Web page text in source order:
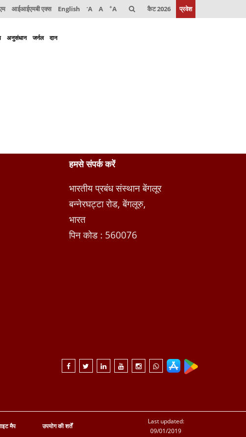
आईआईएमबी एक्स English -A A +A कैट 2026 प्रवेश
अनुसंधान जर्नल दान
हमसे संपर्क करें
भारतीय प्रबंध संस्थान बेंगलूर
बन्नेरघट्टा रोड, बेंगलूरु,
भारत
पिन कोड : 560076
मैप उपयोग की शर्तें
Last updated:
09/01/2019